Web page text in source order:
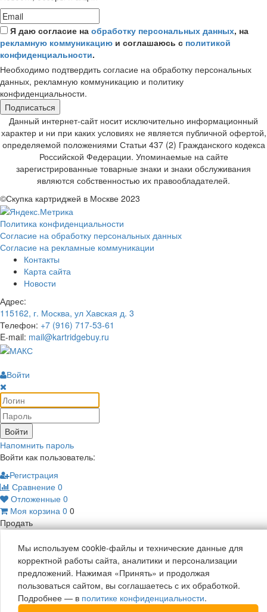
Я даю согласие на обработку персональных данных, на
рекламную коммуникацию и соглашаюсь с политикой
конфиденциальности.
Необходимо подтвердить согласие на обработку персональных
данных, рекламную коммуникацию и политику
конфиденциальности.
Подписаться
Данный интернет-сайт носит исключительно информационный
характер и ни при каких условиях не является публичной офертой,
определяемой положениями Статьи 437 (2) Гражданского кодекса
Российской Федерации. Упоминаемые на сайте
зарегистрированные товарные знаки и знаки обслуживания
являются собственностью их правообладателей.
©Скупка картриджей в Москве 2023
Политика конфиденциальности
Согласие на обработку персональных данных
Согласие на рекламные коммуникации
Контакты
Карта сайта
Новости
Адрес:
115162, г. Москва, ул Хавская д. 3
Телефон: +7 (916) 717-53-61
E-mail: mail@kartridgebuy.ru
Войти
Войти
Напомнить пароль
Войти как пользователь:
Регистрация
Сравнение 0
Отложенные 0
Моя корзина 0 0
Продать
Мы используем cookie-файлы и технические данные для
корректной работы сайта, аналитики и персонализации
предложений. Нажимая «Принять» и продолжая
пользоваться сайтом, вы соглашаетесь с их обработкой.
Подробнее — в политике конфиденциальности.